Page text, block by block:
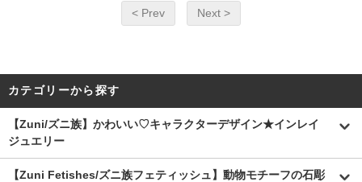
< Prev Next >
カテゴリーから探す
【Zuni/ズニ族】かわいい♡キャラクターデザイン★インレイ
ジュエリー
【Zuni Fetishes/ズニ族フェティッシュ】動物モチーフの石彫